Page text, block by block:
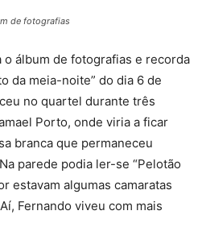
de fotografias
o álbum de fotografias e recorda
da meia-noite” do dia 6 de
no quartel durante três
Porto, onde viria a ficar
branca que permaneceu
parede podia ler-se “Pelotão
estavam algumas camaratas
Fernando viveu com mais